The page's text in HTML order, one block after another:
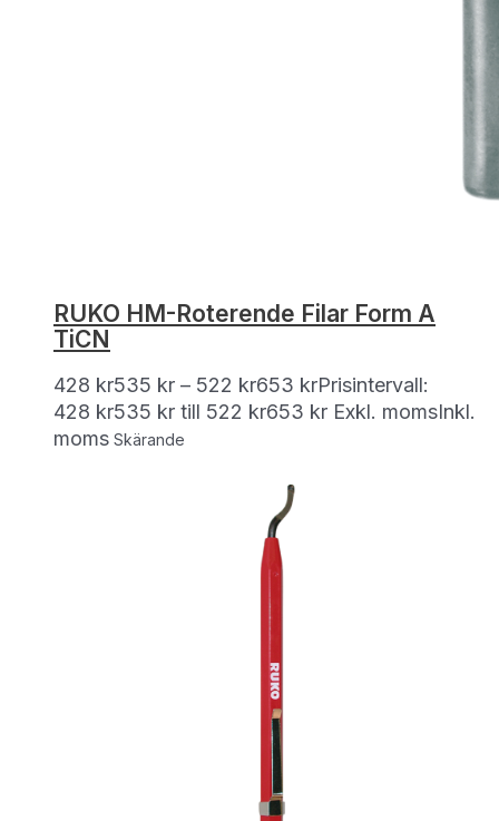
RUKO HM-Roterende Filar Form A
TiCN
428 kr535 kr – 522 kr653 krPrisintervall:
428 kr535 kr till 522 kr653 kr Exkl. momsInkl.
moms Skärande